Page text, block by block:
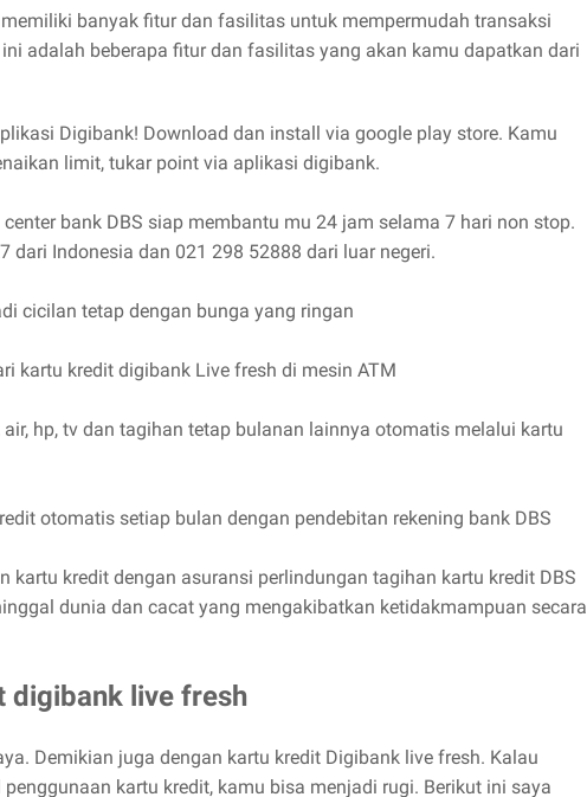
banyak fitur dan fasilitas untuk mempermudah transaksi
adalah beberapa fitur dan fasilitas yang akan kamu dapatkan dari
Digibank! Download dan install via google play store. Kamu
limit, tukar point via aplikasi digibank.
bank DBS siap membantu mu 24 jam selama 7 hari non stop.
dari Indonesia dan 021 298 52888 dari luar negeri.
cicilan tetap dengan bunga yang ringan
kartu kredit digibank Live fresh di mesin ATM
hp, tv dan tagihan tetap bulanan lainnya otomatis melalui kartu
otomatis setiap bulan dengan pendebitan rekening bank DBS
kartu kredit dengan asuransi perlindungan tagihan kartu kredit DBS
dunia dan cacat yang mengakibatkan ketidakmampuan secara
digibank live fresh
Demikian juga dengan kartu kredit Digibank live fresh. Kalau
kartu kredit, kamu bisa menjadi rugi. Berikut ini saya